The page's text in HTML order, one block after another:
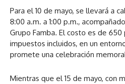
Para el 10 de mayo, se llevará a
8:00 a.m. a 1:00 p.m.,
Grupo Famba. El costo es de
impuestos incluidos, en un
promete una celebración
Mientras que el 15 de mayo, con